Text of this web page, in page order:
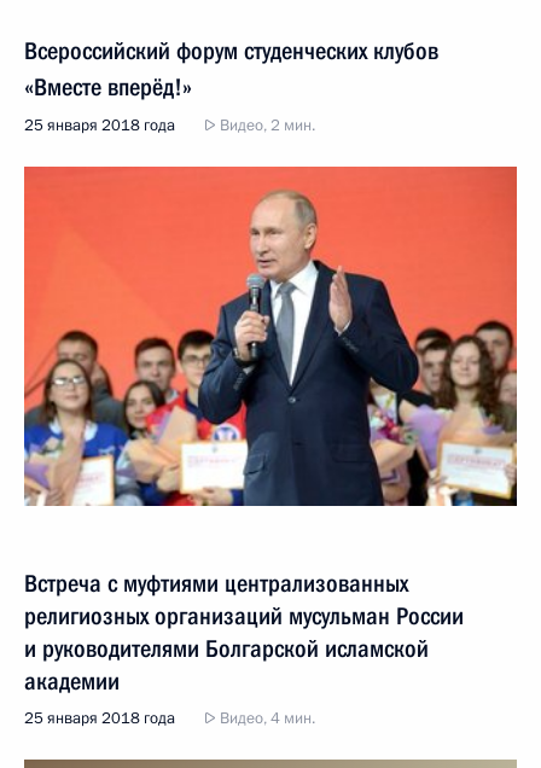
Всероссийский форум студенческих клубов
«Вместе вперёд!»
25 января 2018 года Видео, 2 мин.
Встреча с муфтиями централизованных
религиозных организаций мусульман России
и руководителями Болгарской исламской
академии
25 января 2018 года Видео, 4 мин.